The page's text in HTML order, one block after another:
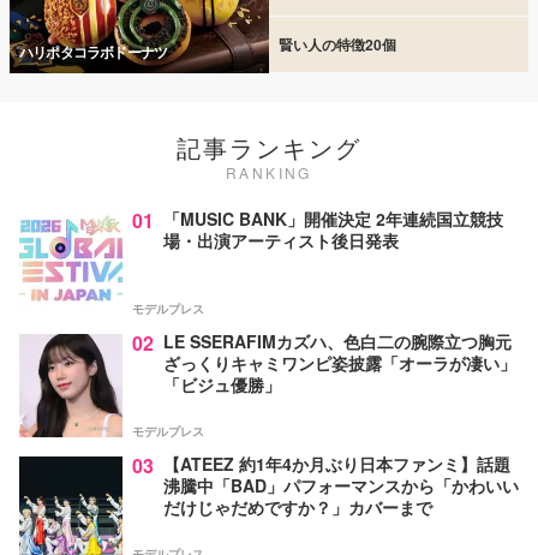
ハリポタコラボドーナツ 賢い人の特徴20個
記事ランキング
RANKING
01
「MUSIC BANK」開催決定 2年連続国立競技
場・出演アーティスト後日発表
モデルプレス
02 LE SSERAFIMカズハ、色白二の腕際立つ胸元
ざっくりキャミワンピ姿披露「オーラが凄い」
「ビジュ優勝」
モデルプレス
03
【ATEEZ 約1年4か月ぶり日本ファンミ】話題
沸騰中「BAD」パフォーマンスから「かわいい
だけじゃだめですか？」カバーまで